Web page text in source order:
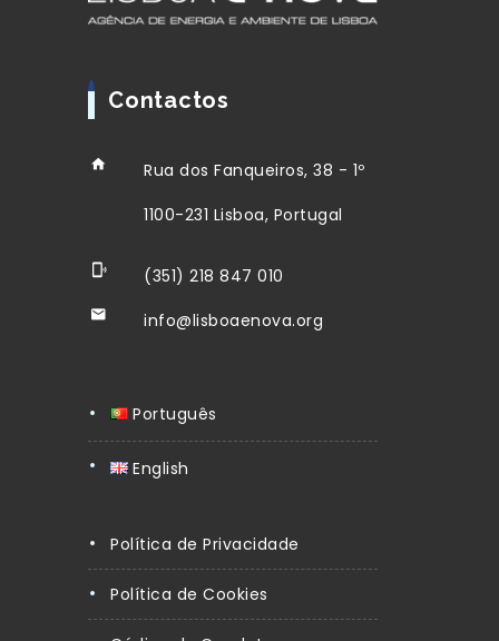
Contactos
Rua dos Fanqueiros, 38 - 1º
1100-231 Lisboa, Portugal
(351) 218 847 010
info@lisboaenova.org
Português
English
Política de Privacidade
Política de Cookies